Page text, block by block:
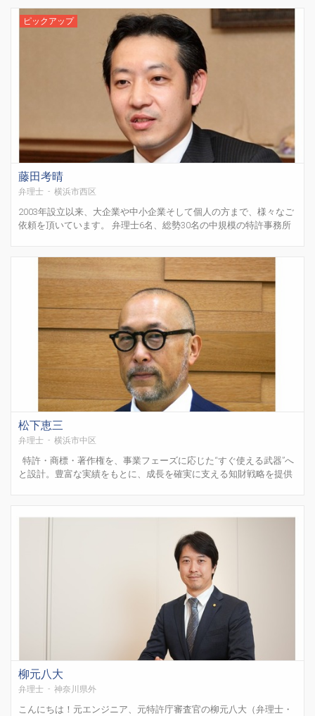
財戦略をご提案しています。 特許は単に取得す...
ピックアップ
藤田考晴
弁理士 - 横浜市西区
2003年設立以来、大企業や中小企業そして個人の方まで、様々なご
依頼を頂いています。 弁理士6名、総勢30名の中規模の特許事務所
多く扱っていますので、海外で特許権や商標権を取得...
松下恵三
弁理士 - 横浜市中区
特許・商標・著作権を、事業フェーズに応じた“すぐ使える武器”へ
と設計。豊富な実績をもとに、成長を確実に支える知財戦略を提供
柳元八大
弁理士 - 神奈川県外
こんにちは！元エンジニア、元特許庁審査官の柳元八大（弁理士・